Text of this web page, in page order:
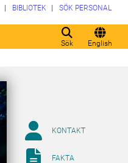
Sök English
BIBLIOTEK SÖK PERSONAL
KONTAKT
FAKTA